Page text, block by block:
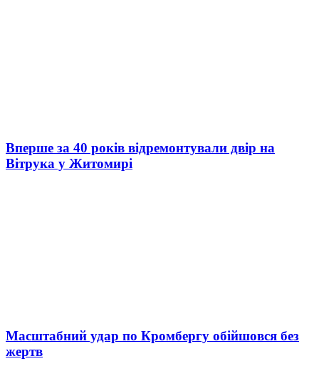
Вперше за 40 років відремонтували двір на
Вітрука у Житомирі
Масштабний удар по Кромбергу обійшовся без
жертв